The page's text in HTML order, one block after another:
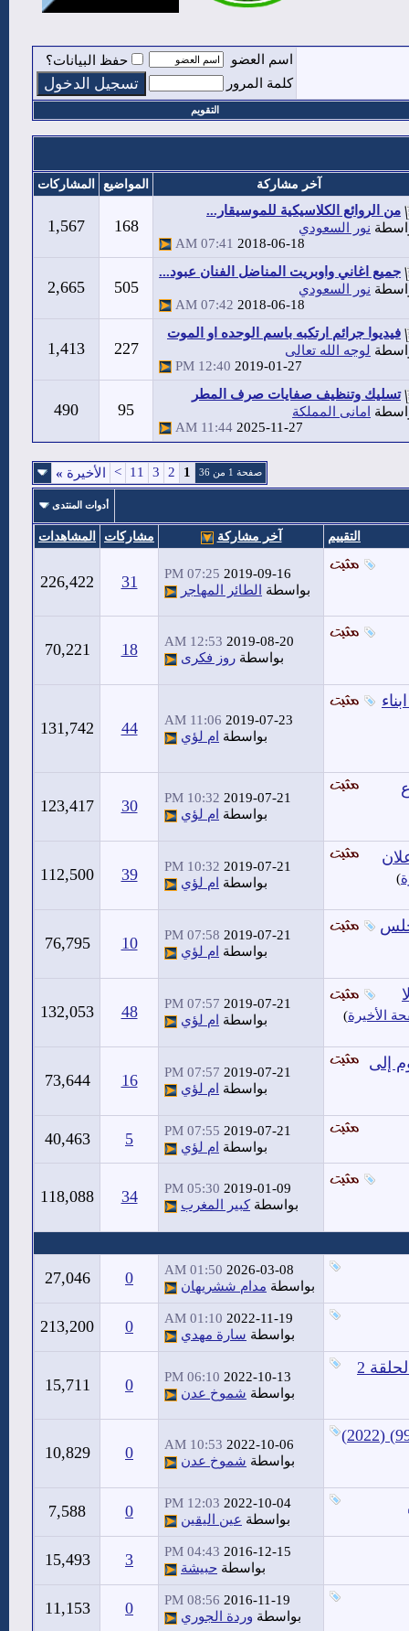
اسم العضو
حفظ البيانات؟
كلمة المرور
التقويم
آخر مشاركة المواضيع المشاركات
من الروائع الكلاسيكية للموسيقار...
نور السعودي
2018-06-18
07:41 AM
168
1,567
جميع اغاني واوبريت المناضل الفنان عبود...
نور السعودي
2018-06-18
07:42 AM
505
2,665
فيديوا جرائم ارتكبه باسم الوحده او الموت
لوجه الله تعالى
2019-01-27
12:40 PM
227
1,413
تسليك وتنظيف صفايات صرف المطر
امانى المملكة
2025-11-27
11:44 AM
95
490
صفحة 1 من 36 1
2
3
11
> الأخيرة »
أدوات المنتدى
التقييم آخر مشاركة مشاركات المشاهدات
2019-09-16
07:25 PM
بواسطة
الطائر المهاجر 31
226,422
2019-08-20
12:53 AM
بواسطة روز فكرى 18
70,221
2019-07-23
11:06 AM
بواسطة ام لؤي 44
131,742
2019-07-21
10:32 PM
بواسطة ام لؤي 30
123,417
)
2019-07-21
10:32 PM
بواسطة ام لؤي 39
112,500
2019-07-21
07:58 PM
بواسطة ام لؤي 10
76,795
الأخيرة)
2019-07-21
07:57 PM
بواسطة ام لؤي 48
132,053
إلى 2019-07-21
07:57 PM
بواسطة ام لؤي 16
73,644
2019-07-21
07:55 PM
بواسطة ام لؤي 5
40,463
2019-01-09
05:30 PM
بواسطةكبير المغرب 34
118,088
2026-03-08
01:50 AM
بواسطة مدام ششريهان 0
27,046
2022-11-19
01:10 AM
بواسطة سارة مهدي 0
213,200
مشاهدة وتحميل مسلسل المؤسس عثمان الموسم الرابع الحلقة 2 2022-10-13
06:10 PM
بواسطة شموخ عدن 0
15,711
مشاهدة وتحميل مسلسل المؤسس عثمان الحلقة الأولى (99) (2022) 2022-10-06
10:53 AM
بواسطة شموخ عدن 0
10,829
2022-10-04
12:03 PM
بواسطة عين اليقين 0
7,588
2016-12-15
04:43 PM
بواسطة حبيشة 3
15,493
2016-11-19
08:56 PM
بواسطة وردة الجوري 0
11,153